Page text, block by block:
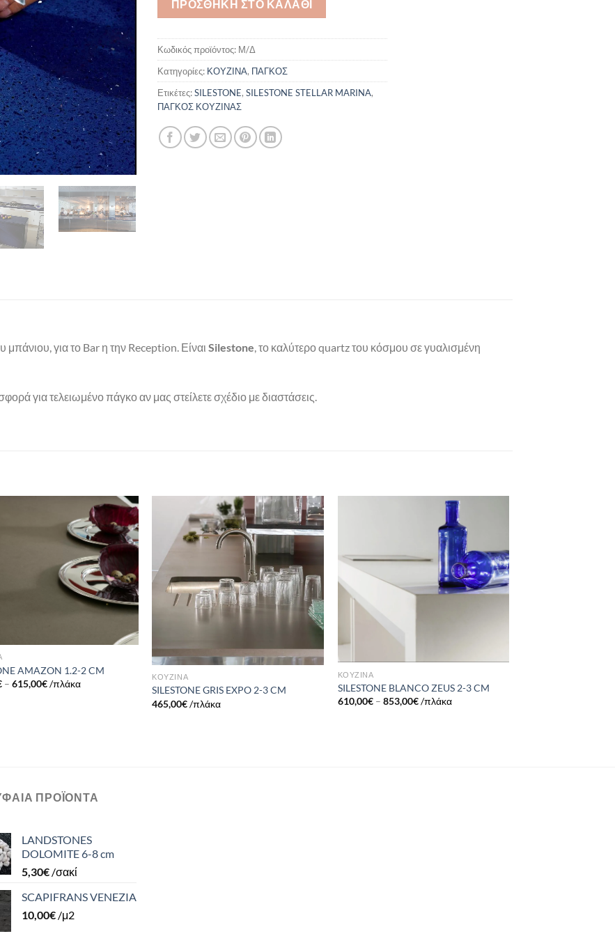
ΠΡΟΣΘΉΚΗ ΣΤΟ ΚΑΛΆΘΙ
Κωδικός προϊόντος: Μ/Δ
Κατηγορίες: ΚΟΥΖΙΝΑ, ΠΑΓΚΟΣ
Ετικέτες:SILESTONE, SILESTONE STELLAR MARINA,
ΠΑΓΚΟΣ ΚΟΥΖΙΝΑΣ
μπάνιου, για το Bar η την Reception. Είναι Silestone, το καλύτερο quartz του κόσμου σε γυαλισμένη
για τελειωμένο πάγκο αν μας στείλετε σχέδιο με διαστάσεις.
Πρόσθήκη
στην λίστα
επιθυμιών
AMAZON 1.2-2 CM
–615,00€/πλάκα
Πρόσθήκη
στην λίστα
επιθυμιών
ΚΟΥΖΙΝΑ
SILESTONE GRIS EXPO 2-3 CM
465,00€/πλάκα
Πρόσθήκη
στην λίστα
επιθυμιών
ΚΟΥΖΙΝΑ
SILESTONE BLANCO ZEUS 2-3 CM
610,00€– 853,00€ /πλάκα
ΠΡΟΪΌΝΤΑ
LANDSTONES
DOLOMITE 6-8 cm
5,30€ /σακί
SCAPIFRANS VENEZIA
10,00€ /μ2